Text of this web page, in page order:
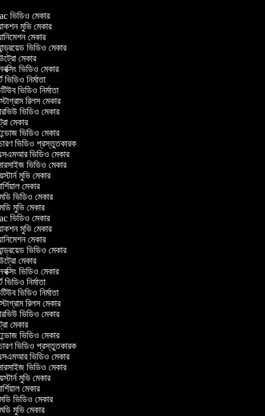
ভিডিও মেকার
মুভি মেকার
মেকার
ভিডিও মেকার
মেকার
ভিডিও মেকার
নির্মাতা
ভিডিও নির্মাতা
রিলস মেকার
ভিডিও মেকার
মেকার
ভিডিও মেকার
ভিডিও প্রস্তুতকারক
ভিডিও মেকার
ভিডিও মেকার
মুভি মেকার
মেকার
ভিডিও মেকার
মুভি মেকার
ভিডিও মেকার
মুভি মেকার
মেকার
ভিডিও মেকার
মেকার
ভিডিও মেকার
নির্মাতা
ভিডিও নির্মাতা
রিলস মেকার
ভিডিও মেকার
মেকার
ভিডিও মেকার
ভিডিও প্রস্তুতকারক
ভিডিও মেকার
ভিডিও মেকার
মুভি মেকার
মেকার
ভিডিও মেকার
মুভি মেকার